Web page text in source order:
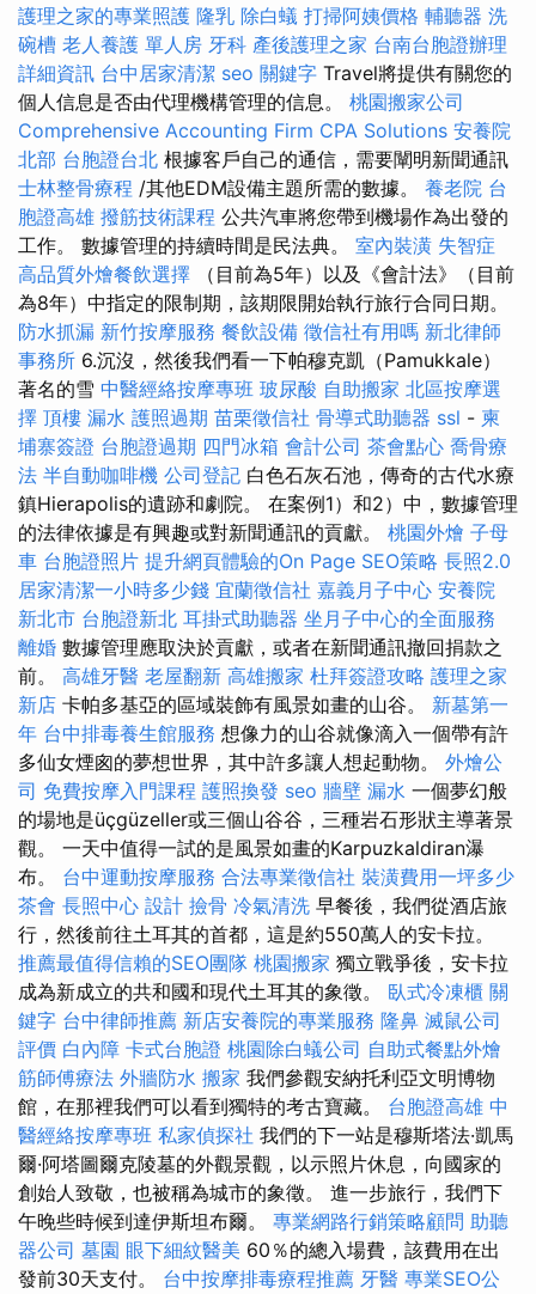
護理之家的專業照護 隆乳 除白蟻 打掃阿姨價格 輔聽器 洗
碗槽 老人養護 單人房 牙科 產後護理之家 台南台胞證辦理
詳細資訊 台中居家清潔 seo 關鍵字 Travel將提供有關您的
個人信息是否由代理機構管理的信息。 桃園搬家公司
Comprehensive Accounting Firm CPA Solutions 安養院
北部 台胞證台北 根據客戶自己的通信，需要闡明新聞通訊
士林整骨療程 /其他EDM設備主題所需的數據。 養老院 台
胞證高雄 撥筋技術課程 公共汽車將您帶到機場作為出發的
工作。 數據管理的持續時間是民法典。 室內裝潢 失智症
高品質外燴餐飲選擇
（目前為5年）以及《會計法》（目前
為8年）中指定的限制期，該期限開始執行旅行合同日期。
防水抓漏 新竹按摩服務 餐飲設備 徵信社有用嗎 新北律師
事務所 6.沉沒，然後我們看一下帕穆克凱（Pamukkale）
著名的雪 中醫經絡按摩專班 玻尿酸 自助搬家 北區按摩選
擇 頂樓 漏水 護照過期 苗栗徵信社 骨導式助聽器 ssl - 柬
埔寨簽證 台胞證過期 四門冰箱 會計公司 茶會點心 喬骨療
法 半自動咖啡機 公司登記 白色石灰石池，傳奇的古代水療
鎮Hierapolis的遺跡和劇院。 在案例1）和2）中，數據管理
的法律依據是有興趣或對新聞通訊的貢獻。 桃園外燴 子母
車 台胞證照片 提升網頁體驗的On Page SEO策略 長照2.0
居家清潔一小時多少錢 宜蘭徵信社 嘉義月子中心 安養院
新北市 台胞證新北 耳掛式助聽器 坐月子中心的全面服務
離婚 數據管理應取決於貢獻，或者在新聞通訊撤回捐款之
前。 高雄牙醫 老屋翻新 高雄搬家 杜拜簽證攻略 護理之家
新店 卡帕多基亞的區域裝飾有風景如畫的山谷。 新墓第一
年 台中排毒養生館服務 想像力的山谷就像滴入一個帶有許
多仙女煙囪的夢想世界，其中許多讓人想起動物。 外燴公
司 免費按摩入門課程 護照換發 seo 牆壁 漏水 一個夢幻般
的場地是üçgüzeller或三個山谷谷，三種岩石形狀主導著景
觀。 一天中值得一試的是風景如畫的Karpuzkaldiran瀑
布。 台中運動按摩服務 合法專業徵信社 裝潢費用一坪多少
茶會 長照中心 設計 撿骨 冷氣清洗 早餐後，我們從酒店旅
行，然後前往土耳其的首都，這是約550萬人的安卡拉。
推薦最值得信賴的SEO團隊 桃園搬家 獨立戰爭後，安卡拉
成為新成立的共和國和現代土耳其的象徵。 臥式冷凍櫃 關
鍵字 台中律師推薦 新店安養院的專業服務 隆鼻 滅鼠公司
評價 白內障 卡式台胞證 桃園除白蟻公司 自助式餐點外燴
筋師傅療法 外牆防水 搬家 我們參觀安納托利亞文明博物
館，在那裡我們可以看到獨特的考古寶藏。 台胞證高雄 中
醫經絡按摩專班 私家偵探社 我們的下一站是穆斯塔法·凱馬
爾·阿塔圖爾克陵墓的外觀景觀，以示照片休息，向國家的
創始人致敬，也被稱為城市的象徵。 進一步旅行，我們下
午晚些時候到達伊斯坦布爾。 專業網路行銷策略顧問 助聽
器公司 墓園 眼下細紋醫美 60％的總入場費，該費用在出
發前30天支付。 台中按摩排毒療程推薦 牙醫 專業SEO公